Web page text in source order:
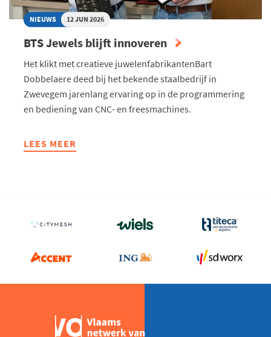
NIEUWS 12 JUN 2026
BTS Jewels blijft innoveren
Het klikt met creatieve juwelenfabrikantenBart
Dobbelaere deed bij het bekende staalbedrijf in
Zwevegem jarenlang ervaring op in de programmering
en bediening van CNC- en freesmachines.
LEES MEER
ABOUT